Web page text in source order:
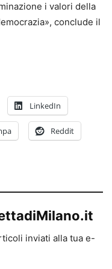
i valori della
conclude il
LinkedIn
Reddit
inviati alla tua e-